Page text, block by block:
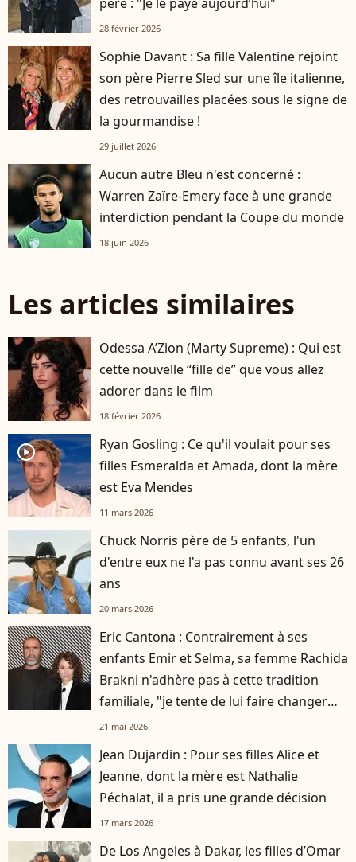
28 février 2026
Sophie Davant : Sa fille Valentine rejoint
son père Pierre Sled sur une île italienne,
des retrouvailles placées sous le signe de
la gourmandise !
29 juillet 2026
Aucun autre Bleu n'est concerné :
Warren Zaïre-Emery face à une grande
interdiction pendant la Coupe du monde
18 juin 2026
Les articles similaires
Odessa A’Zion (Marty Supreme) : Qui est
cette nouvelle “fille de” que vous allez
adorer dans le film
18 février 2026
player2
Ryan Gosling : Ce qu'il voulait pour ses
filles Esmeralda et Amada, dont la mère
est Eva Mendes
11 mars 2026
Chuck Norris père de 5 enfants, l'un
d'entre eux ne l'a pas connu avant ses 26
ans
20 mars 2026
Eric Cantona : Contrairement à ses
enfants Emir et Selma, sa femme Rachida
Brakni n'adhère pas à cette tradition
familiale, "je tente de lui faire changer
d'avis"
21 mai 2026
Jean Dujardin : Pour ses filles Alice et
Jeanne, dont la mère est Nathalie
Péchalat, il a pris une grande décision
17 mars 2026
De Los Angeles à Dakar, les filles d’Omar